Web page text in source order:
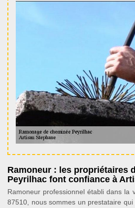
Ramoneur : les propriétaires
Peyrilhac font confiance à
Ramoneur professionnel établi dans la
87510, nous sommes un prestataire